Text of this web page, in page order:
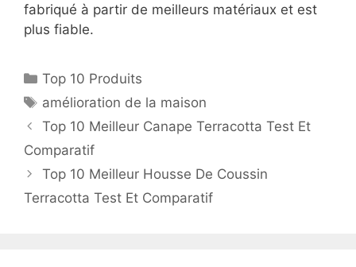
fabriqué à partir de meilleurs matériaux et est
plus fiable.
Top 10 Produits
amélioration de la maison
Top 10 Meilleur Canape Terracotta Test Et
Comparatif
Top 10 Meilleur Housse De Coussin
Terracotta Test Et Comparatif